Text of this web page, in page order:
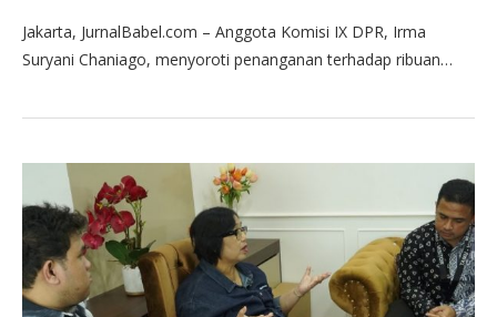
Jakarta, JurnalBabel.com – Anggota Komisi IX DPR, Irma
Suryani Chaniago, menyoroti penanganan terhadap ribuan…